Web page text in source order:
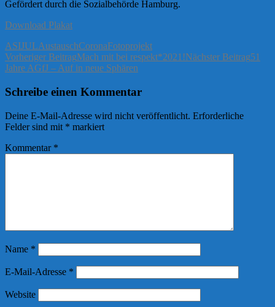
Gefördert durch die Sozialbehörde Hamburg.
Download Plakat
ASIJULAustauschCoronaFotoprojekt
Beitragsnavigation
Vorheriger BeitragMach mit bei respekt*2021!Nächster Beitrag51
Jahre AGfJ – Auf in neue Sphären
Schreibe einen Kommentar
Deine E-Mail-Adresse wird nicht veröffentlicht. Erforderliche
Felder sind mit * markiert
Kommentar *
Name *
E-Mail-Adresse *
Website